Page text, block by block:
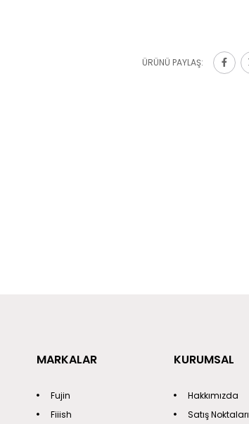
ÜRÜNÜ PAYLAŞ:
MARKALAR
Fujin
Fiiish
KURUMSAL
Hakkımızda
Satış Noktaları